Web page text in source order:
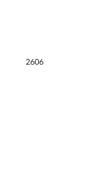
2606